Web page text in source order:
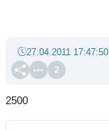
2
27.04.2011 17:47:50
2500